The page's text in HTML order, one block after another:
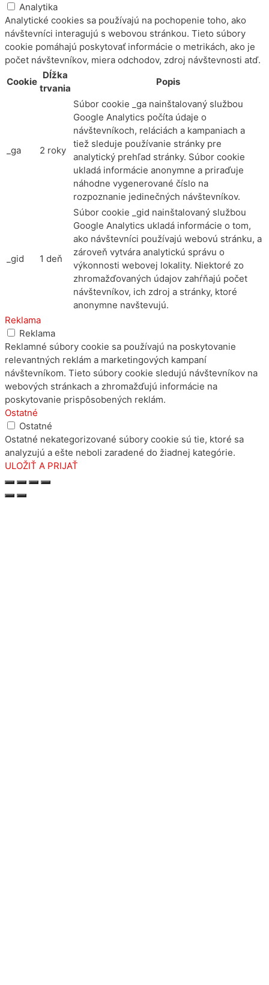
Analytika
Analytické cookies sa používajú na pochopenie toho, ako
návštevníci interagujú s webovou stránkou. Tieto súbory
cookie pomáhajú poskytovať informácie o metrikách, ako je
počet návštevníkov, miera odchodov, zdroj návštevnosti atď.
Cookie
Dĺžka
trvania
Popis
_ga 2 roky
Súbor cookie _ga nainštalovaný službou
Google Analytics počíta údaje o
návštevníkoch, reláciách a kampaniach a
tiež sleduje používanie stránky pre
analytický prehľad stránky. Súbor cookie
ukladá informácie anonymne a priraďuje
náhodne vygenerované číslo na
rozpoznanie jedinečných návštevníkov.
_gid 1 deň
Súbor cookie _gid nainštalovaný službou
Google Analytics ukladá informácie o tom,
ako návštevníci používajú webovú stránku, a
zároveň vytvára analytickú správu o
výkonnosti webovej lokality. Niektoré zo
zhromažďovaných údajov zahŕňajú počet
návštevníkov, ich zdroj a stránky, ktoré
anonymne navštevujú.
Reklama
Reklama
Reklamné súbory cookie sa používajú na poskytovanie
relevantných reklám a marketingových kampaní
návštevníkom. Tieto súbory cookie sledujú návštevníkov na
webových stránkach a zhromažďujú informácie na
poskytovanie prispôsobených reklám.
Ostatné
Ostatné
Ostatné nekategorizované súbory cookie sú tie, ktoré sa
analyzujú a ešte neboli zaradené do žiadnej kategórie.
ULOŽIŤ A PRIJAŤ